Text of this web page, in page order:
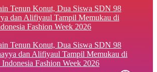
Tenun Konut, Dua Siswa SDN 98
dan Alifiyaul Tampil Memukau di
Fashion Week 2026